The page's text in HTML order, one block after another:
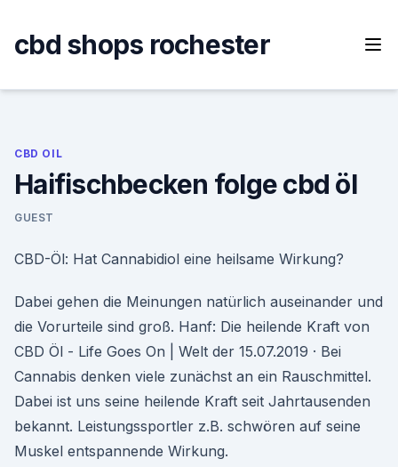
content
cbd shops rochester
CBD OIL
Haifischbecken folge cbd öl
GUEST
CBD-Öl: Hat Cannabidiol eine heilsame Wirkung?
Dabei gehen die Meinungen natürlich auseinander und
die Vorurteile sind groß. Hanf: Die heilende Kraft von
CBD Öl - Life Goes On | Welt der 15.07.2019 · Bei
Cannabis denken viele zunächst an ein Rauschmittel.
Dabei ist uns seine heilende Kraft seit Jahrtausenden
bekannt. Leistungssportler z.B. schwören auf seine
Muskel entspannende Wirkung.